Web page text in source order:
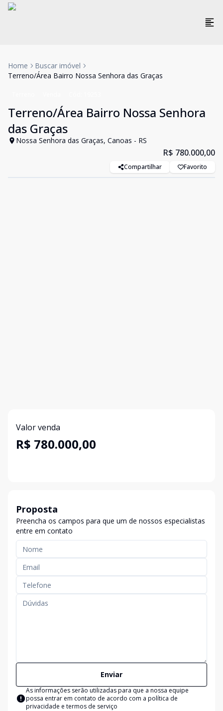
Home
Buscar imóvel
Terreno/Área Bairro Nossa Senhora das Graças
Terreno/Área Bairro Nossa Senhora
das Graças
Nossa Senhora das Graças, Canoas - RS
R$ 780.000,00
Compartilhar Favorito
Valor venda
R$ 780.000,00
Proposta
Preencha os campos para que um de nossos especialistas
entre em contato
Enviar
As informações serão utilizadas para que a nossa equipe
possa entrar em contato de acordo com a política de
privacidade e termos de serviço